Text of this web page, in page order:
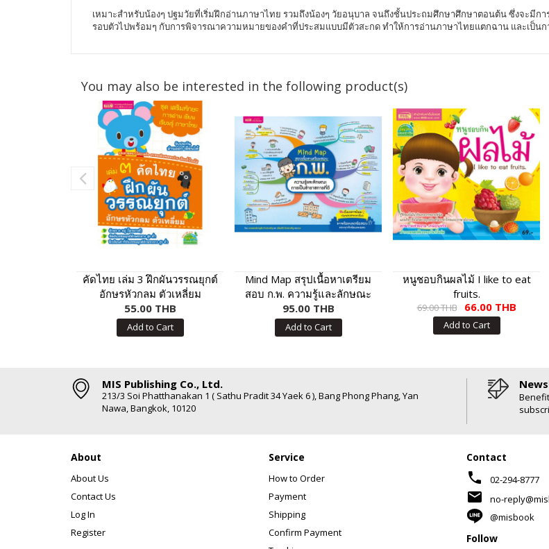
เหมาะสำหรับน้องๆ ปฐมวัยที่เริ่มฝึกอ่านภาษาไทย รวมถึงน้องๆ วัยอนุบาล จนถึงชั้นประถมศึกษาศึกษาตอนต้น ซึ่งจะมีก
รอบตัวไปพร้อมๆ กับการพิจารณาความหมายของคำที่ประสมแบบมีตัวสะกด ทำให้การอ่านภาษาไทยแตกฉาน และเป็น
You may also be interested in the following product(s)
คัดไทย เล่ม 3 ฝึกผันวรรณยุกต์
อักษรหัวกลม ตัวเหลี่ยม
55.00 THB
Add to Cart
Mind Map สรุปเนื้อหาเตรียม
สอบ ก.พ. ความรู้และลักษณะ
การเป็นข้าราชการที่ดี
95.00 THB
Add to Cart
หนูชอบกินผลไม้ I like to eat
fruits.
69.00 THB 66.00 THB
Add to Cart
MIS Publishing Co., Ltd.
213/3 Soi Phatthanakan 1 ( Sathu Pradit 34 Yaek 6 ), Bang Phong Phang, Yan
Nawa, Bangkok, 10120
About
About Us
Contact Us
Log In
Register
Service
How to Order
Payment
Shipping
Confirm Payment
Contact
phone 02-294-8777
mail
no-
@misbook
Follow